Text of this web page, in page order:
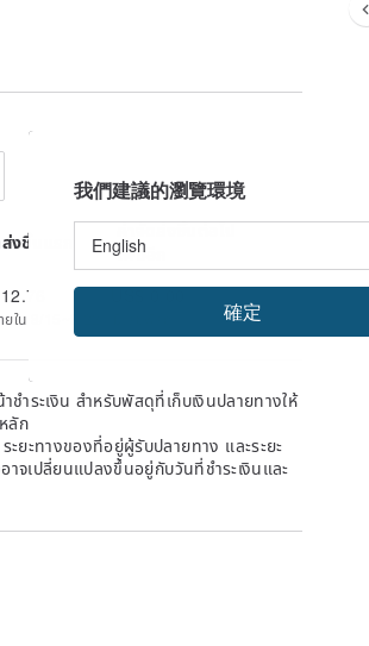
งชิ้นแรก
ค่าจัดส่งชิ้นต่อไป
เพิ่มอีก
ใน 8/15~8/22 | มีเลขพัสดุ
ำระเงิน สำหรับพัสดุที่เก็บเงินปลายทางให้
ลัก
ยะทางของที่อยู่ผู้รับปลายทาง และระยะ
จเปลี่ยนแปลงขึ้นอยู่กับวันที่ชำระเงินและ
我們建議的瀏覽環境
確定